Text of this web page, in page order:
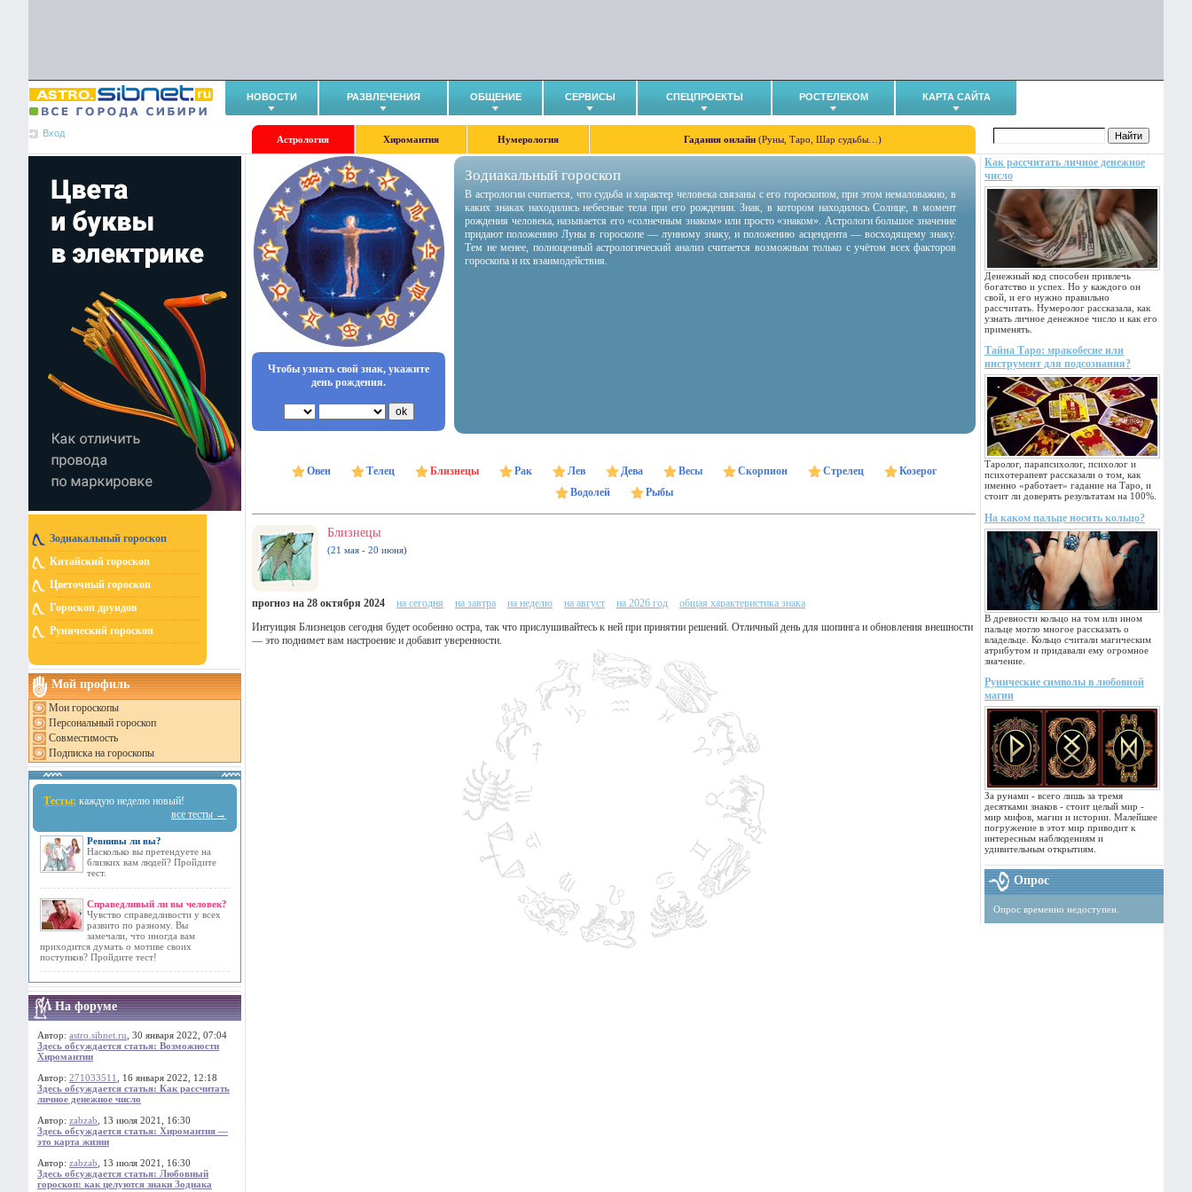
НОВОСТИ РАЗВЛЕЧЕНИЯ ОБЩЕНИЕ СЕРВИСЫ СПЕЦПРОЕКТЫ РОСТЕЛЕКОМ КАРТА САЙТА
Вход
Астрология Хиромантия Нумерология Гадания онлайн (Руны, Таро, Шар судьбы…)
Зодиакальный гороскоп
Китайский гороскоп
Цветочный гороскоп
Гороскоп друидов
Рунический гороскоп
Мой профиль
Мои гороскопы
Персональный гороскоп
Совместимость
Подписка на гороскопы
Тесты: каждую неделю новый!
все тесты →
Ревнивы ли вы?
Насколько вы претендуете на
близких вам людей? Пройдите
тест.
Справедливый ли вы человек?
Чувство справедливости у всех
развито по разному. Вы
замечали, что иногда вам
приходится думать о мотиве своих
поступков? Пройдите тест!
На форуме
Автор: astro.sibnet.ru , 30 января 2022, 07:04
Здесь обсуждается статья: Возможности
Хиромантии
Автор: 271033511
, 16 января 2022, 12:18
Здесь обсуждается статья: Как рассчитать
личное денежное число
Автор: zabzab , 13 июля 2021, 16:30
Здесь обсуждается статья: Хиромантия —
это карта жизни
Автор: zabzab , 13 июля 2021, 16:30
Здесь обсуждается статья: Любовный
гороскоп: как целуются знаки Зодиака
Как рассчитать личное денежное
число
Денежный код способен привлечь
богатство и успех. Но у каждого он
свой, и его нужно правильно
рассчитать. Нумеролог рассказала, как
узнать личное денежное число и как его
применять.
Тайна Таро: мракобесие или
инструмент для подсознания?
Таролог, парапсихолог, психолог и
психотерапевт рассказали о том, как
именно «работает» гадание на Таро, и
стоит ли доверять результатам на 100%.
На каком пальце носить кольцо?
В древности кольцо на том или ином
пальце могло многое рассказать о
владельце. Кольцо считали магическим
атрибутом и придавали ему огромное
значение.
Рунические символы в любовной
магии
За рунами - всего лишь за тремя
десятками знаков - стоит целый мир -
мир мифов, магии и истории. Малейшее
погружение в этот мир приводит к
интересным наблюдениям и
удивительным открытиям.
Опрос
Опрос временно недоступен.
Чтобы узнать свой знак, укажите
день рождения.
Зодиакальный гороскоп
В астрологии считается, что судьба и характер человека связаны с его гороскопом, при этом немаловажно, в
каких знаках находились небесные тела при его рождении. Знак, в котором находилось Солнце, в момент
рождения человека, называется его «солнечным знаком» или просто «знаком». Астрологи большое значение
придают положению Луны в гороскопе — лунному знаку, и положению асцендента — восходящему знаку.
Тем не менее, полноценный астрологический анализ считается возможным только с учётом всех факторов
гороскопа и их взаимодействия.
Овен Телец Близнецы Рак Лев Дева Весы Скорпион Стрелец
Козерог
Водолей
Рыбы
Близнецы
(21 мая - 20 июня)
прогноз на 28 октября 2024 на сегодня на завтра на неделю на август на 2026 год
общая характеристика знака
Интуиция Близнецов сегодня будет особенно остра, так что прислушивайтесь к ней при принятии решений. Отличный день для шопинга и обновления внешности
— это поднимет вам настроение и добавит уверенности.